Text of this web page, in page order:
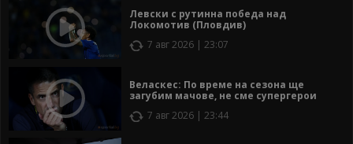
Левски с рутинна победа над
Локомотив (Пловдив)
7 авг 2026 | 23:07
Веласкес: По време на сезона ще
загубим мачове, не сме супергерои
7 авг 2026 | 23:44